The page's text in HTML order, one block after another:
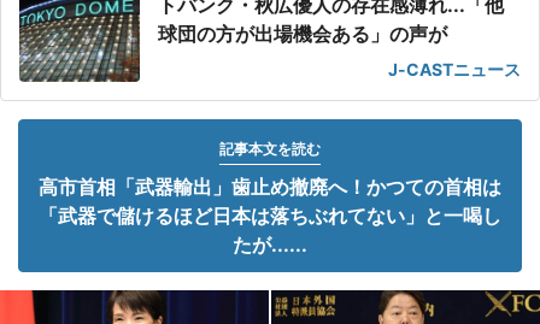
トバンク・秋広優人の存在感薄れ...「他
球団の方が出場機会ある」の声が
J-CASTニュース
記事本文を読む
高市首相「武器輸出」歯止め撤廃へ！かつての首相は
「武器で儲けるほど日本は落ちぶれてない」と一喝し
たが......